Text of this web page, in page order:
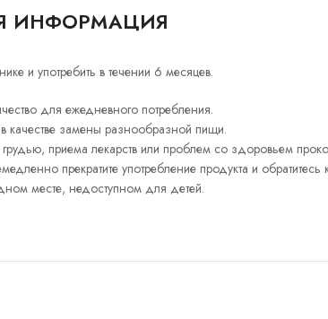
ИНФОРМАЦИЯ
и употребить в течении 6 месяцев.
для ежедневного потребления.
качестве замены разнообразной пищи.
приема лекарств или проблем со здоровьем
прекратите употребление продукта и обратитесь
месте, недоступном для детей.